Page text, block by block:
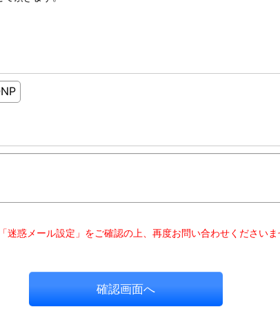
惑メール設定」をご確認の上、再度お問い合わせくださいま
確認画面へ